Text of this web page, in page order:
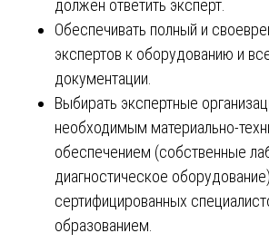
должен ответить эксперт.
Обеспечивать полный и
экспертов к оборудованию и
документации.
Выбирать экспертные
необходимым материально-
обеспечением (собственные
диагностическое
сертифицированных
образованием.